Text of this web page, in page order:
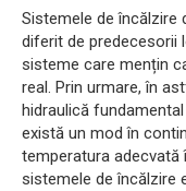
Sistemele de
diferit de predecesorii
sisteme care mențin
real. Prin urmare, în
hidraulică
există un mod în
temperatura adecvată
sistemele de încălzire